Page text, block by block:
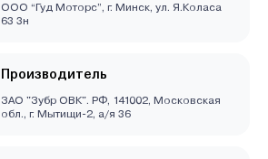
ООО “Гуд Моторс”, г. Минск, ул. Я.Коласа
63 3н
Производитель
ЗАО "Зубр ОВК". РФ, 141002, Московская
обл., г. Мытищи-2, а/я 36